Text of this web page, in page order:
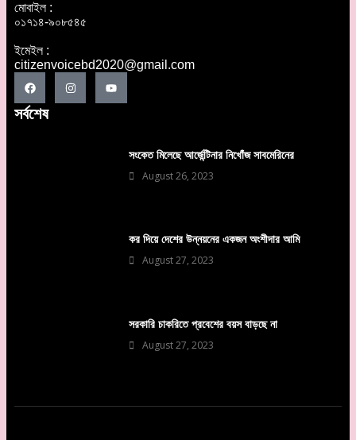
মোবাইল :
০১৭১৪-৯০৮৫৪৫
ইমেইল :
citizenvoicebd2020@gmail.com
সর্বশেষ
সংকেত মিলেছে আর্জেন্টিনার নিখোঁজ সাবমেরিনের
August 26, 2023
কর দিয়ে দেশের উন্নয়নের একজন অংশীদার আমি
August 27, 2023
সরকারি চাকরিতে প্রবেশের বয়স বাড়ছে না
August 27, 2023